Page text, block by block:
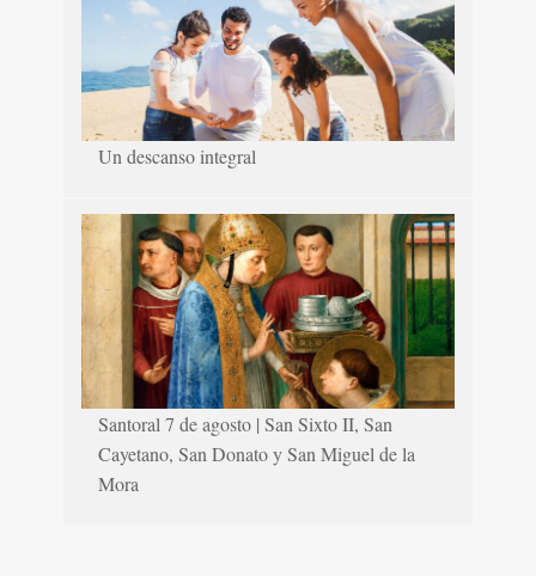
Un descanso integral
Santoral 7 de agosto | San Sixto II, San
Cayetano, San Donato y San Miguel de la
Mora